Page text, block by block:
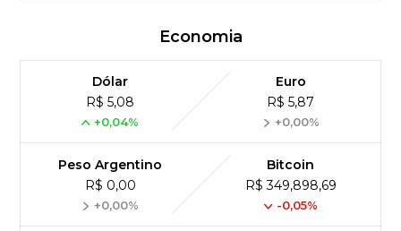
Economia
Dólar
R$ 5,08
+0,04%
Euro
R$ 5,87
+0,00%
Peso Argentino
R$ 0,00
+0,00%
Bitcoin
R$ 349,898,69
-0,05%